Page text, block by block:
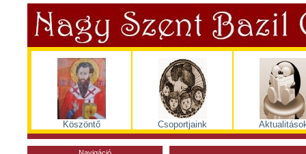
Köszöntő Csoportjaink